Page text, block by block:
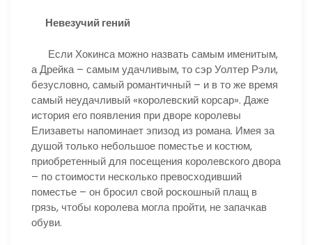
Невезучий гений
Если Хокинса можно назвать самым именитым,
а Дрейка – самым удачливым, то сэр Уолтер Рэли,
безусловно, самый романтичный – и в то же время
самый неудачливый «королевский корсар». Даже
история его появления при дворе королевы
Елизаветы напоминает эпизод из романа. Имея за
душой только небольшое поместье и костюм,
приобретенный для посещения королевского двора
– по стоимости несколько превосходивший
поместье – он бросил свой роскошный плащ в
грязь, чтобы королева могла пройти, не запачкав
обуви.